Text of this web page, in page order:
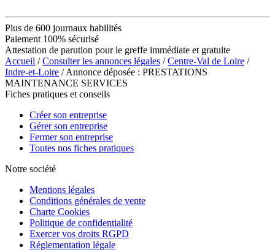
Plus de 600 journaux habilités
Paiement 100% sécurisé
Attestation de parution pour le greffe immédiate et gratuite
Accueil /Consulter les annonces légales /Centre-Val de Loire /
Indre-et-Loire / Annonce déposée : PRESTATIONS
MAINTENANCE SERVICES
Fiches pratiques et conseils
Créer son entreprise
Gérer son entreprise
Fermer son entreprise
Toutes nos fiches pratiques
Notre société
Mentions légales
Conditions générales de vente
Charte Cookies
Politique de confidentialité
Exercer vos droits RGPD
Réglementation légale